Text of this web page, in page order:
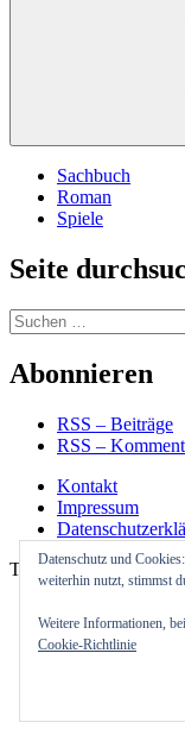
Sachbuch
Roman
Spiele
Seite
Suchen
nach:
Abonnieren
RSS – Beiträge
RSS –
Kontakt
Impressum
Theme Cube Blog von
Datenschutz und
weiterhin nutzt, stimmst
Weitere Informationen,
Cookie-Richtlinie